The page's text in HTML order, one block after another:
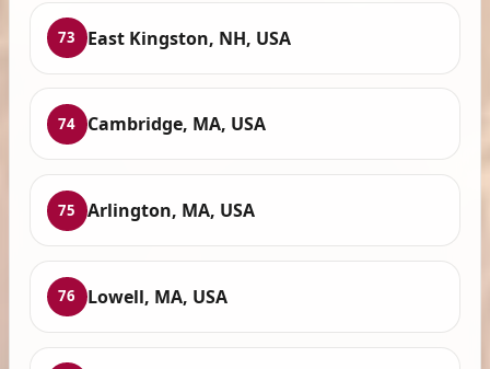
73 East Kingston, NH, USA
74 Cambridge, MA, USA
75 Arlington, MA, USA
76 Lowell, MA, USA